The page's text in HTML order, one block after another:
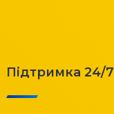
Підтримка 24/7